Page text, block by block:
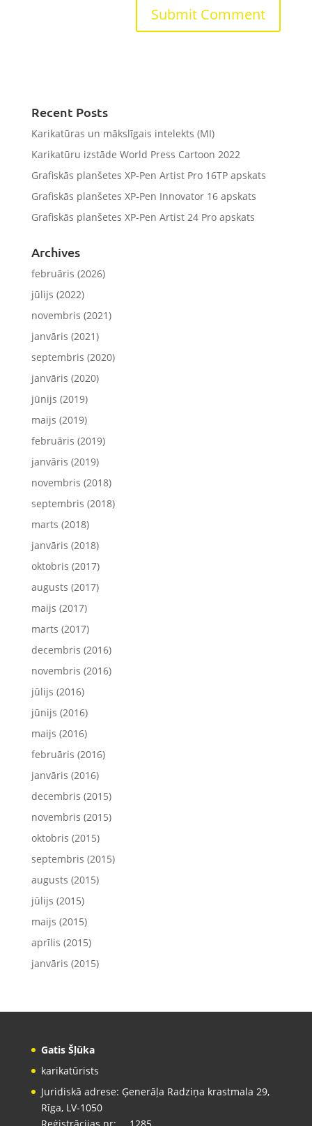
Recent Posts
Karikatūras un mākslīgais intelekts (MI)
Karikatūru izstāde World Press Cartoon 2022
Grafiskās planšetes XP-Pen Artist Pro 16TP apskats
Grafiskās planšetes XP-Pen Innovator 16 apskats
Grafiskās planšetes XP-Pen Artist 24 Pro apskats
Archives
februāris (2026)
jūlijs (2022)
novembris (2021)
janvāris (2021)
septembris (2020)
janvāris (2020)
jūnijs (2019)
maijs (2019)
februāris (2019)
janvāris (2019)
novembris (2018)
septembris (2018)
marts (2018)
janvāris (2018)
oktobris (2017)
augusts (2017)
maijs (2017)
marts (2017)
decembris (2016)
novembris (2016)
jūlijs (2016)
jūnijs (2016)
maijs (2016)
februāris (2016)
janvāris (2016)
decembris (2015)
novembris (2015)
oktobris (2015)
septembris (2015)
augusts (2015)
jūlijs (2015)
maijs (2015)
aprīlis (2015)
janvāris (2015)
Gatis Šļūka
karikatūrists
Juridiskā adrese: Ģenerāļa Radziņa krastmala 29,
Rīga, LV-1050
Reģistrācijas nr: … 1285